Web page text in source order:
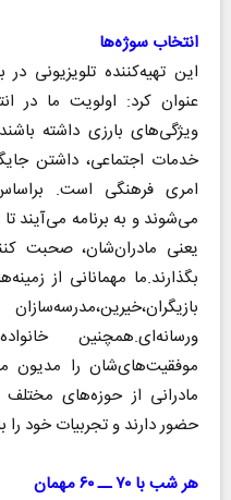
انتخاب سوژه‌ها
این تهیه‌کننده تلویزیونی
عنوان کرد: اولویت ما در
ویژگی‌های بارزی داشته
خدمات اجتماعی، داشتن
امری فرهنگی است.
می‌شوند و به برنامه می‌آیند
یعنی مادران‌شان، صحبت
بگذارند.ما مهمانانی از
ورسانه‌ای.همچنین
موفقیت‌های‌شان را مدیون
مادرانی از حوزه‌های مختلف
حضور دارند و تجربیات خود را
هر شب با ۷۰ ــ ۶۰ مهمان